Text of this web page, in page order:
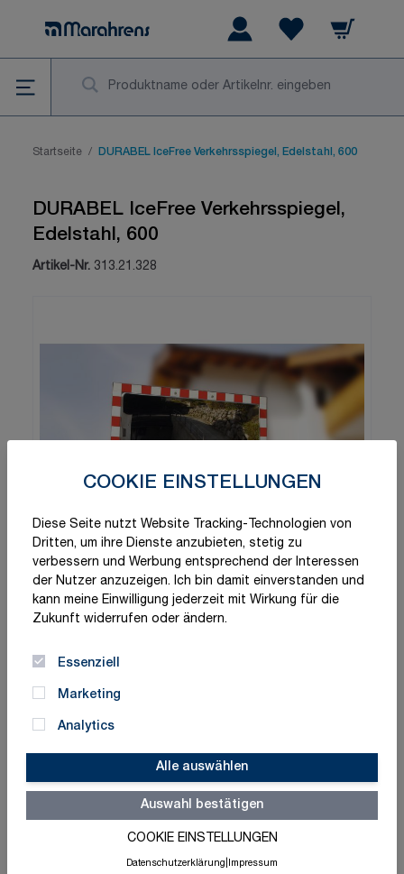
COOKIE EINSTELLUNGEN
Diese Seite nutzt Website Tracking-Technologien von
Dritten, um ihre Dienste anzubieten, stetig zu
verbessern und Werbung entsprechend der Interessen
der Nutzer anzuzeigen. Ich bin damit einverstanden und
kann meine Einwilligung jederzeit mit Wirkung für die
Zukunft widerrufen oder ändern.
Essenziell
Marketing
Analytics
Alle auswählen
Auswahl bestätigen
COOKIE EINSTELLUNGEN
Datenschutzerklärung Impressum
Warenkorb
Startseite / DURABEL IceFree Verkehrsspiegel, Edelstahl, 600
DURABEL IceFree Verkehrsspiegel,
Edelstahl, 600
Artikel-Nr. 313.21.328
Schnelle Lieferung
Made in Germany
ISO-zertifizierte Qualität